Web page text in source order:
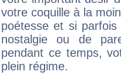
votre coquille à la
poétesse et si
nostalgie ou de
pendant ce temps,
plein régime.